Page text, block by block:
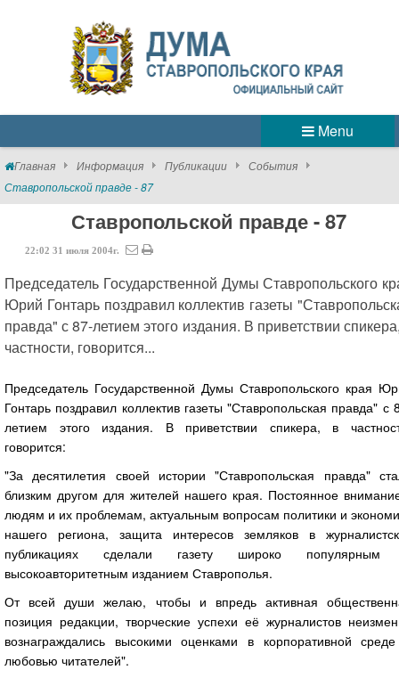
Menu
Главная Информация Публикации
События
Ставропольской правде - 87
Ставропольской правде - 87
22:02 31 июля 2004г.
Председатель Государственной Думы Ставропольского
Юрий Гонтарь поздравил коллектив газеты
правда" с 87-летием этого издания. В приветствии
частности, говорится...
Председатель Государственной Думы Ставропольского края
Гонтарь поздравил коллектив газеты "Ставропольская правда" с
летием этого издания. В приветствии спикера, в
говорится:
"За десятилетия своей истории "Ставропольская правда"
близким другом для жителей нашего края. Постоянное
людям и их проблемам, актуальным вопросам политики и
нашего региона, защита интересов земляков в
публикациях сделали газету широко
высокоавторитетным изданием Ставрополья.
От всей души желаю, чтобы и впредь активная
позиция редакции, творческие успехи её журналистов
вознаграждались высокими оценками в корпоративной
любовью читателей".